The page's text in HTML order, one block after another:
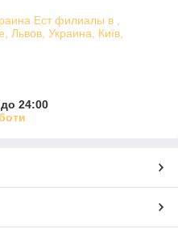
Ест филиалы в ,
Львов, Украина, Київ,
24:00